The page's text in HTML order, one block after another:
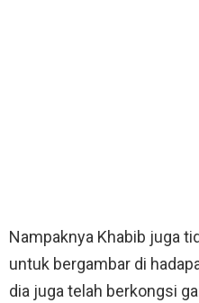
Nampaknya Khabib juga
untuk bergambar di
dia juga telah berkongsi